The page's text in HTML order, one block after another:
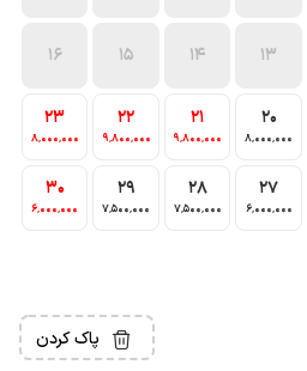
13
14
15
16
20
8٬000٬000
21
9٬800٬000
22
9٬800٬000
23
8٬000٬000
27
6٬000٬000
28
7٬500٬000
29
7٬500٬000
30
6٬000٬000
پاک کردن